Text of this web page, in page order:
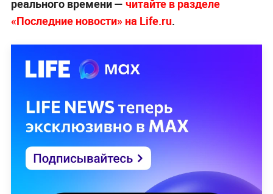
реального времени — читайте в разделе
«Последние новости» на Life.ru.